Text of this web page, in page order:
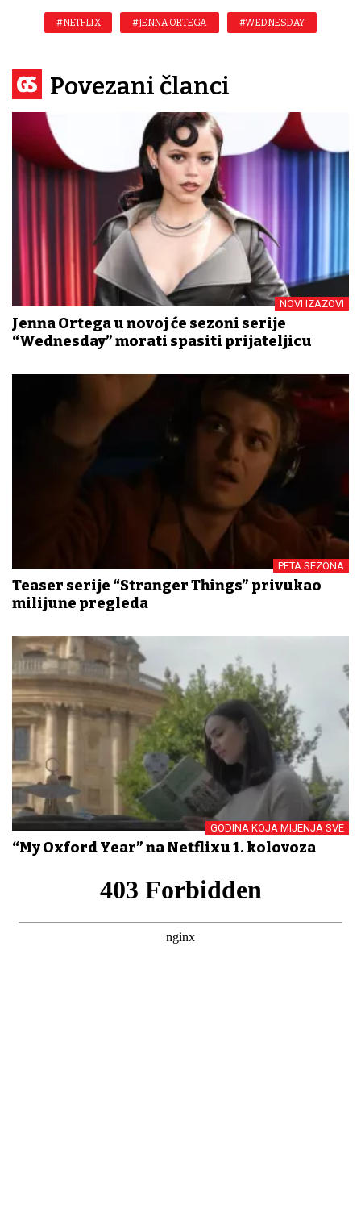
#NETFLIX #JENNA ORTEGA #WEDNESDAY
Povezani članci
NOVI IZAZOVI
Jenna Ortega u novoj će sezoni serije
“Wednesday” morati spasiti prijateljicu
PETA SEZONA
Teaser serije “Stranger Things” privukao
milijune pregleda
GODINA KOJA MIJENJA SVE
“My Oxford Year” na Netflixu 1. kolovoza